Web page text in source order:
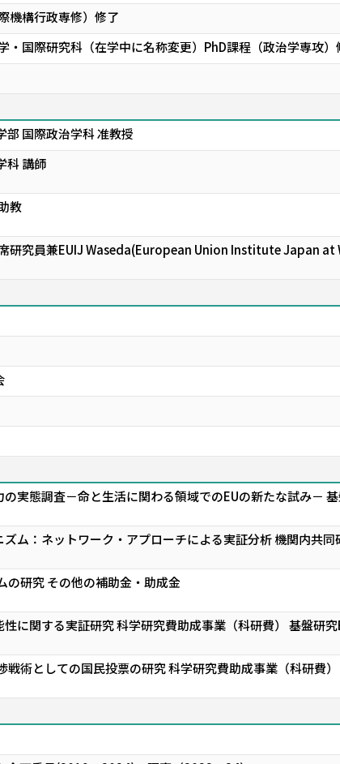
機構行政専修）修了
・国際研究科（在学中に名称変更）PhD課程（政治学専攻
部 国際政治学科 准教授
科 講師
教
研究員兼EUIJ Waseda(European Union Institute Japan at
実態調査－命と生活に関わる領域でのEUの新たな試み－
ム：ネットワーク・アプローチによる実証分析 機関内共
の研究 その他の補助金・助成金
に関する実証研究 科学研究費助成事業（科研費） 基盤研究
戦術としての国民投票の研究 科学研究費助成事業（科研費